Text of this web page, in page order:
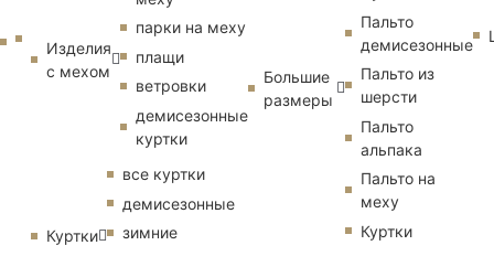
Изделия
с мехом
парки на меху
плащи
ветровки
демисезонные
куртки
Куртки
все куртки
демисезонные
зимние
Большие
размеры
Пальто
демисезонные
Пальто из
шерсти
Пальто
альпака
Пальто на
меху
Куртки